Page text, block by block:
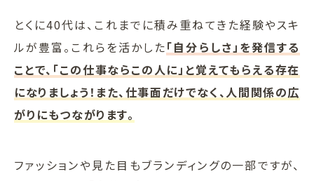
とくに40代は、これまでに積み重ねてきた経験やスキ
ルが豊富。これらを活かした「自分らしさ」を発信する
ことで、「この仕事ならこの人に」と覚えてもらえる存在
になりましょう！また、仕事面だけでなく、人間関係の広
がりにもつながります。
ファッションや見た目もブランディングの一部ですが、